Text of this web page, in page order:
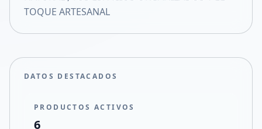
TOQUE ARTESANAL
DATOS DESTACADOS
PRODUCTOS ACTIVOS
6